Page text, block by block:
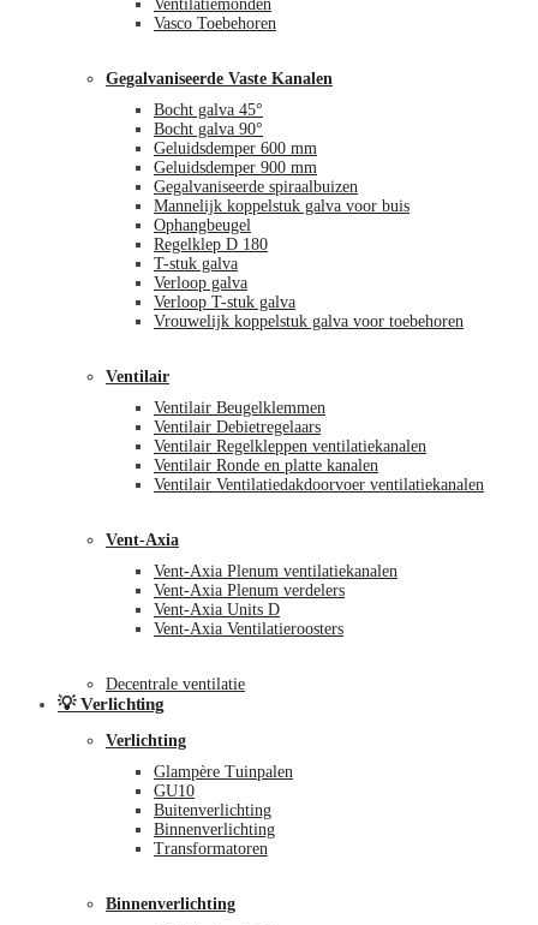
Ventilatiemonden
Vasco Toebehoren
Gegalvaniseerde Vaste Kanalen
Bocht galva 45°
Bocht galva 90°
Geluidsdemper 600 mm
Geluidsdemper 900 mm
Gegalvaniseerde spiraalbuizen
Mannelijk koppelstuk galva voor buis
Ophangbeugel
Regelklep D 180
T-stuk galva
Verloop galva
Verloop T-stuk galva
Vrouwelijk koppelstuk galva voor toebehoren
Ventilair
Ventilair Beugelklemmen
Ventilair Debietregelaars
Ventilair Regelkleppen ventilatiekanalen
Ventilair Ronde en platte kanalen
Ventilair Ventilatiedakdoorvoer ventilatiekanalen
Vent-Axia
Vent-Axia Plenum ventilatiekanalen
Vent-Axia Plenum verdelers
Vent-Axia Units D
Vent-Axia Ventilatieroosters
Decentrale ventilatie
💡 Verlichting
Verlichting
Glampère Tuinpalen
GU10
Buitenverlichting
Binnenverlichting
Transformatoren
Binnenverlichting